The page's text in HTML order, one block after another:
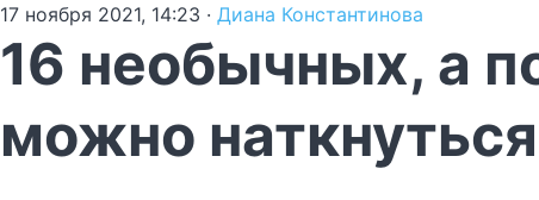
17 ноября 2021, 14:23 · Диана Константинова
16 необычных, а
можно